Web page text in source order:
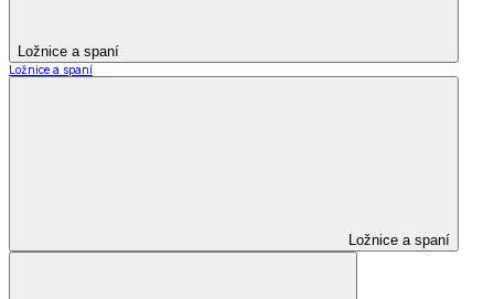
Ložnice a spaní
Ložnice a spaní
Ložnice a spaní